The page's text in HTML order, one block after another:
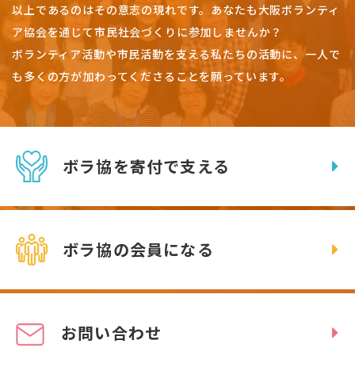
以上であるのはその意志の現れです。 あなたも大阪ボランティ
ア協会を通じて市民社会づくりに参加しませんか？
ボランティア活動や市民活動を支える私たちの活動に、一人で
も多くの方が加わってくださることを願っています。
ボラ協を寄付で支える
ボラ協の会員になる
お問い合わせ